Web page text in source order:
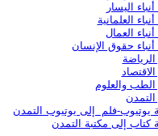
اليسار
العلمانية
أنباء العمال
أنباء حقوق الإنسان
الرياضة
الاقتصاد
الطب والعلوم
التمدن
يوتيوب-فلم إلى يوتيوب التمدن
كتاب إلى مكتبة التمدن